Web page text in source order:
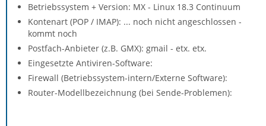
Betriebssystem + Version: MX - Linux 18.3 Continuum
Kontenart (POP / IMAP): ... noch nicht angeschlossen -
kommt noch
Postfach-Anbieter (z.B. GMX): gmail - etx. etx.
Eingesetzte Antiviren-Software:
Firewall (Betriebssystem-intern/Externe Software):
Router-Modellbezeichnung (bei Sende-Problemen):